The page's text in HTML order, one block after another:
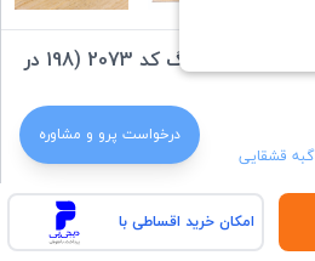
گبه دستباف قشقایی سه متری کرم خودرنگ کد 2073 (198 در
گبه قشقایی
درخواست‌ پرو و مشاوره
امکان خرید اقساطی با